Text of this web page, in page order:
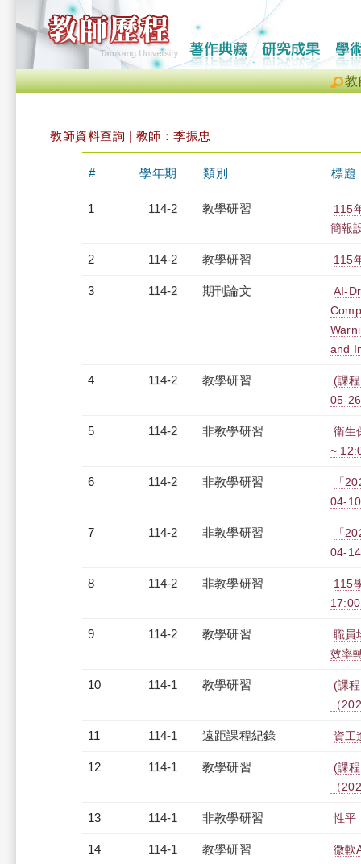
教
教師資料查詢 | 教師：季振忠
# 學年期 類別 標題
1 114-2 教學研習
115
簡報
2 114-2 教學研習 115
3 114-2 期刊論文
AI-
and
4 114-2 教學研習
(課
05-
5 114-2 非教學研習
衛生
~
6 114-2 非教學研習
「
04-
7 114-2 非教學研習
「
04-
8 114-2 非教學研習
115
9 114-2 教學研習
職員
效率
10 114-1 教學研習
(課
（
11 114-1 遠距課程紀錄 資工
12 114-1 教學研習
(課
（
13 114-1 非教學研習 性平
14 114-1 教學研習
微軟